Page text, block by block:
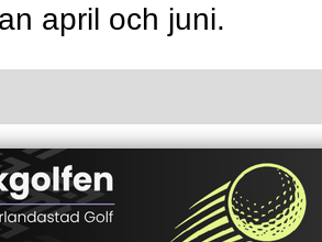
april och juni.